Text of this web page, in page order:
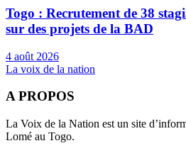
Togo : Recrutement de 38
sur des projets de la BAD
4 août 2026
La voix de la nation
A PROPOS
La Voix de la Nation est un site
Lomé au Togo.